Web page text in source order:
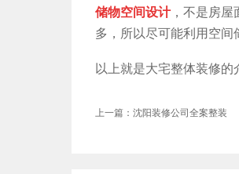
储物空间设计，不是房屋
多，所以尽可能利用空间
以上就是大宅整体装修的
上一篇：沈阳装修公司全案整装